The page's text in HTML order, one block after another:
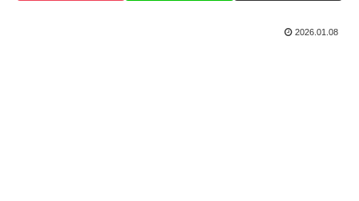
2026.01.08